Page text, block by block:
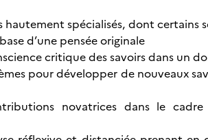
hautement spécialisés, dont
d’une pensée originale
critique des savoirs dans un
pour développer de nouveaux
novatrices dans le